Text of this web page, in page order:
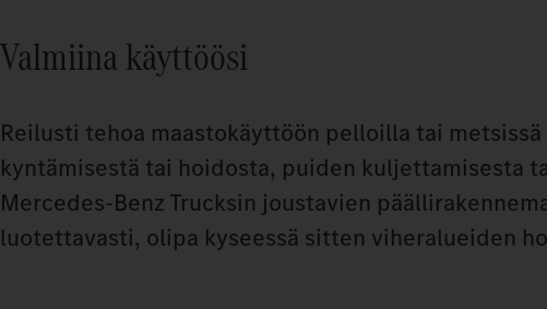
Valmiina käyttöösi
Reilusti tehoa maastokäyttöön pelloilla tai
kyntämisestä tai hoidosta, puiden kuljettamisesta
Mercedes‑Benz Trucksin joustavien
luotettavasti, olipa kyseessä sitten viheralueiden